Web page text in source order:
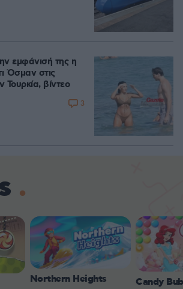
εμφάνισή της η
Όσμαν στις
Τουρκία, βίντεο
3
Northern Heights Candy